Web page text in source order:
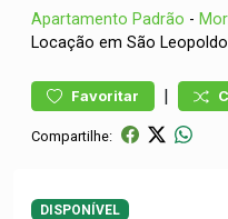
Apartamento Padrão -
Locação em São Leopoldo
Favoritar |
Compartilhe:
DISPONÍVEL